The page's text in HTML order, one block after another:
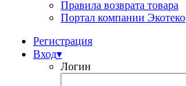
Правила возврата товара
Портал компании Экотеко
Регистрация
Вход▾
Логин